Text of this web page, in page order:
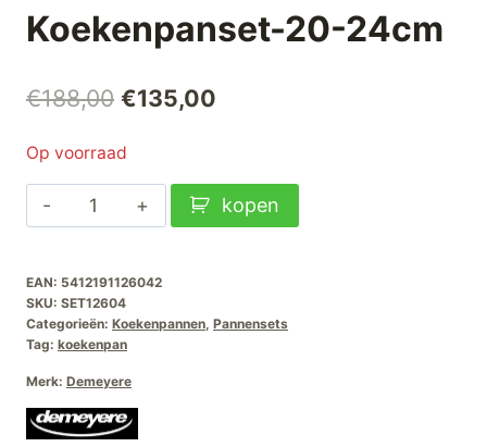
Koekenpanset-20-24cm
€188,00 Oorspronkelijke
€188,00.
€135,00
€135,00.
Op voorraad
Demeyere
Alu-
5
Ceraforce
Koekenpanset-
20-
24cm
aantal
kopen
EAN: 5412191126042
SKU: SET12604
Categorieën: Koekenpannen, Pannensets
Tag: koekenpan
Merk: Demeyere